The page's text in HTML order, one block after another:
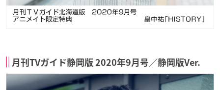
月刊TVガイド静岡版 2020年9月号／静岡版Ver.